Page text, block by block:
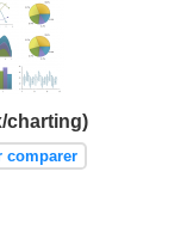
charting)
comparer